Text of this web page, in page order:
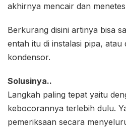
akhirnya mencair dan
Berkurang disini artinya bisa
entah itu di instalasi pipa,
kondensor.
Solusinya..
Langkah paling tepat yaitu
kebocorannya terlebih dulu.
pemeriksaan secara